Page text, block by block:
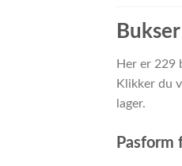
Her er 229
Klikker du
lager.
Pasform